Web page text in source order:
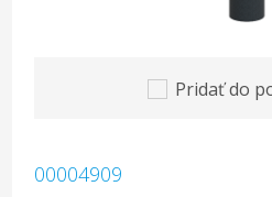
Pridať do
00004909